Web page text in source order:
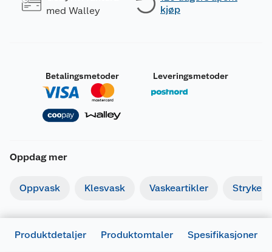
med Walley
kjøp
Betalingsmetoder Leveringsmetoder
Oppdag mer
Oppvask Klesvask Vaskeartikler
Produktdetaljer Produktomtaler Spesifikasjoner